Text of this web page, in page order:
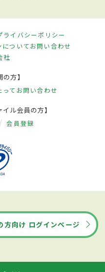
ライバシーポリシー
ついてお問い合わせ
社
の方】
て お問い合わせ
イル会員の方】
会員登録
方向け ログインページ